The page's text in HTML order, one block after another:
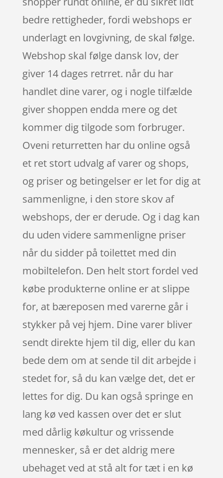
bedre rettigheder, fordi webshops er
underlagt en lovgivning, de skal følge.
Webshop skal følge dansk lov, der
giver 14 dages retrret. når du har
handlet dine varer, og i nogle tilfælde
giver shoppen endda mere og det
kommer dig tilgode som forbruger.
Oveni returretten har du online også
et ret stort udvalg af varer og shops,
og priser og betingelser er let for dig at
sammenligne, i den store skov af
webshops, der er derude. Og i dag kan
du uden videre sammenligne priser
når du sidder på toilettet med din
mobiltelefon. Den helt stort fordel ved
købe produkterne online er at slippe
for, at bæreposen med varerne går i
stykker på vej hjem. Dine varer bliver
sendt direkte hjem til dig, eller du kan
bede dem om at sende til dit arbejde i
stedet for, så du kan vælge det, det er
lettes for dig. Du kan også springe en
lang kø ved kassen over det er slut
med dårlig køkultur og vrissende
mennesker, så er det aldrig mere
ubehaget ved at stå alt for tæt i en kø